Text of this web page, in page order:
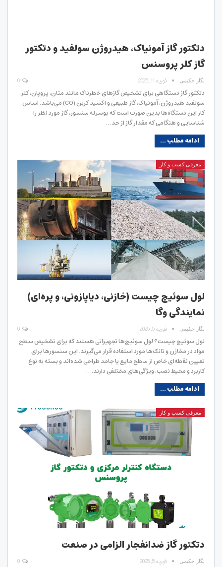
دتکتور گاز آمونیاک، هیدروژن سولفید و دتکتور
گاز کلر پروسنس
نگار حکیمی فوریه 11, 2025
دتکتور گاز دستگاهی برای تشخیص گازهای خطرناک مانند متان، پروپان، کلر،
سولفید هیدروژن، آمونیاک، گاز طبیعی و اکسید کربن (CO) می‌باشد. اساس
کار این دستگاه‌ها بدین صورت است که بوسیله سنسور، گاز مورد نظر را
شناسایی و هنگامی که مقدار گاز از حد…
ادامه مطلب ...
معرفی کسب و کار
لول سوئیچ چیست (خازنی، دیاپازونی، و پره‌ای)
نمایندگی وگا
نگار حکیمی فوریه 5, 2025
لول سوئیچ چیست؟ لول سوئیچ‌ها تجهیزاتی هستند که برای تشخیص سطح
مواد در مخازن و تانک‌ها مورد استفاده قرار می‌گیرند. این سنسورها برای
تعیین نقطه‌ای خاص از سطح مایع یا جامد طراحی شده‌اند و بسته به نوع
کاربرد و محیط نصب، ویژگی‌های مختلفی دارند.…
ادامه مطلب ...
معرفی کسب و کار
دتکتور گاز ضدانفجار الزامی در صنعت
نگار حکیمی فوریه 5, 2025